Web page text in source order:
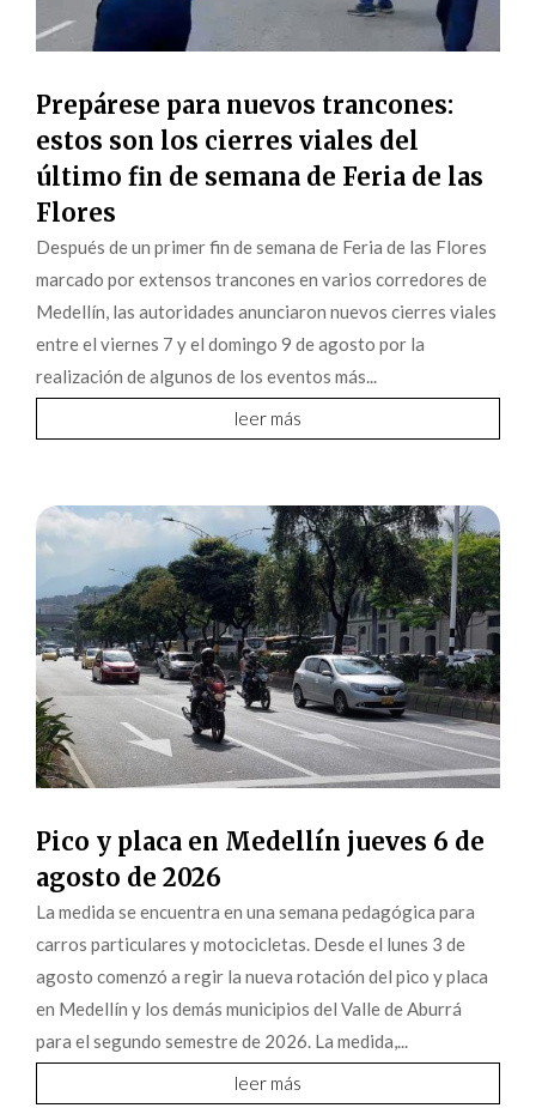
Prepárese para nuevos trancones:
estos son los cierres viales del
último fin de semana de Feria de las
Flores
Después de un primer fin de semana de Feria de las Flores
marcado por extensos trancones en varios corredores de
Medellín, las autoridades anunciaron nuevos cierres viales
entre el viernes 7 y el domingo 9 de agosto por la
realización de algunos de los eventos más...
leer más
Pico y placa en Medellín jueves 6 de
agosto de 2026
La medida se encuentra en una semana pedagógica para
carros particulares y motocicletas. Desde el lunes 3 de
agosto comenzó a regir la nueva rotación del pico y placa
en Medellín y los demás municipios del Valle de Aburrá
para el segundo semestre de 2026. La medida,...
leer más